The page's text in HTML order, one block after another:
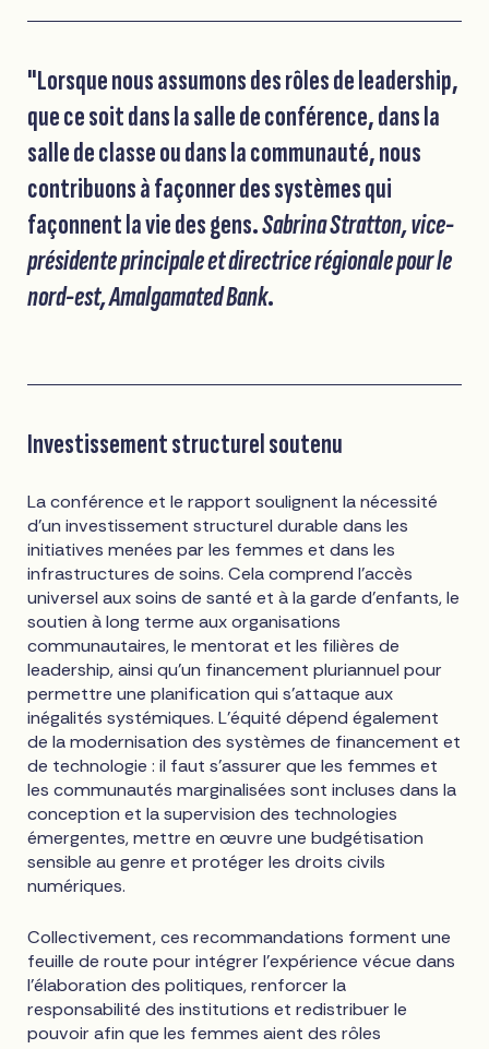
"Lorsque nous assumons des rôles de leadership,
que ce soit dans la salle de conférence, dans la
salle de classe ou dans la communauté, nous
contribuons à façonner des systèmes qui
façonnent la vie des gens.Sabrina Stratton, vice-
présidente principale et directrice régionale pour le
nord-est, Amalgamated Bank.
Investissement structurel soutenu
La conférence et le rapport soulignent la nécessité
d'un investissement structurel durable dans les
initiatives menées par les femmes et dans les
infrastructures de soins. Cela comprend l'accès
universel aux soins de santé et à la garde d'enfants, le
soutien à long terme aux organisations
communautaires, le mentorat et les filières de
leadership, ainsi qu'un financement pluriannuel pour
permettre une planification qui s'attaque aux
inégalités systémiques. L'équité dépend également
de la modernisation des systèmes de financement et
de technologie : il faut s'assurer que les femmes et
les communautés marginalisées sont incluses dans la
conception et la supervision des technologies
émergentes, mettre en œuvre une budgétisation
sensible au genre et protéger les droits civils
numériques.
Collectivement, ces recommandations forment une
feuille de route pour intégrer l'expérience vécue dans
l'élaboration des politiques, renforcer la
responsabilité des institutions et redistribuer le
pouvoir afin que les femmes aient des rôles